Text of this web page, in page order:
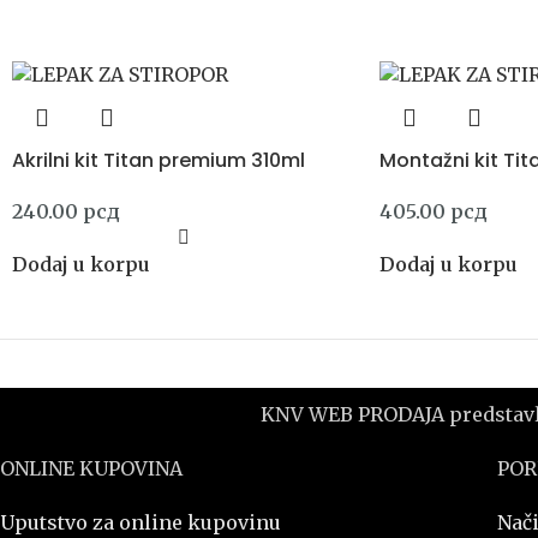
Akrilni kit Titan premium 310ml
240.00 рсд
Dodaj u korpu
Montažni kit
405.00 рсд
Dodaj u korpu
KNV WEB PRODAJA
ONLINE KUPOVINA
Uputstvo za online kupovinu